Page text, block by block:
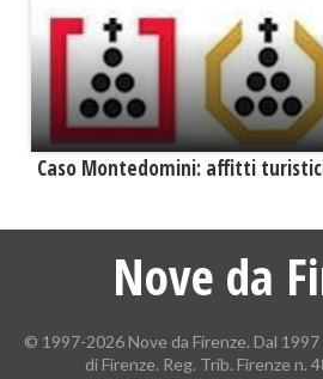
Caso Montedomini: affitti
Nove da
© 1997-2026 Nove da Firenze. Dal
di Firenze. Reg. Trib. Firenze n.